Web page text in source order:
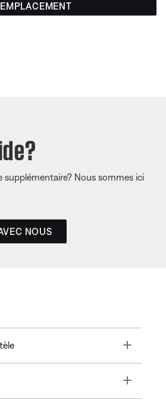
supplémentaire? Nous sommes ici
NOUS
Toggle
Toggle